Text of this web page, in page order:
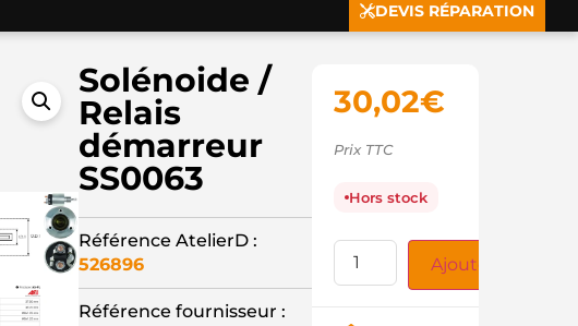
DEVIS RÉPARATION
Solénoide /
Relais
démarreur
SS0063
Référence AtelierD :
526896
Référence fournisseur :
30,02€
Prix TTC
Hors stock
Ajouter au